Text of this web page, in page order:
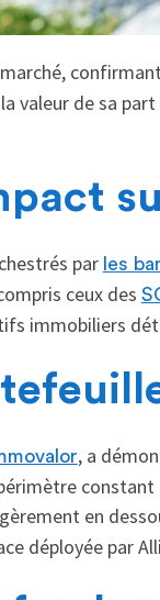
valeur de sa
par les
ceux des
immobiliers
, a
en
déployée par